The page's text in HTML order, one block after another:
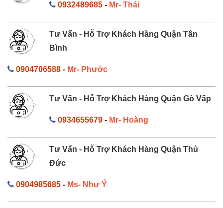
0932489685- Mr- Thái
Tư Vấn - Hỗ Trợ Khách Hàng Quận Tân
Bình
0904706588 - Mr- Phước
Tư Vấn - Hỗ Trợ Khách Hàng Quận Gò Vấp
0934655679- Mr- Hoàng
Tư Vấn - Hỗ Trợ Khách Hàng Quận Thủ
Đức
0904985685 - Ms- Như Ý